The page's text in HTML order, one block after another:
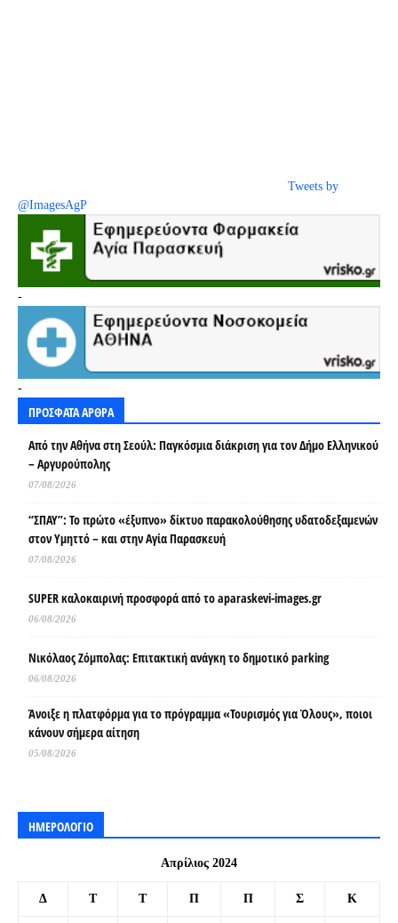
Tweets by
@ImagesAgP
-
-
ΠΡΟΣΦΑΤΑ ΑΡΘΡΑ
Από την Αθήνα στη Σεούλ: Παγκόσμια διάκριση για τον Δήμο Ελληνικού
– Αργυρούπολης
07/08/2026
“ΣΠΑΥ”: Το πρώτο «έξυπνο» δίκτυο παρακολούθησης υδατοδεξαμενών
στον Υμηττό – και στην Αγία Παρασκευή
07/08/2026
SUPER καλοκαιρινή προσφορά από το aparaskevi-images.gr
06/08/2026
Νικόλαος Ζόμπολας: Επιτακτική ανάγκη το δημοτικό parking
06/08/2026
Άνοιξε η πλατφόρμα για το πρόγραμμα «Τουρισμός για Όλους», ποιοι
κάνουν σήμερα αίτηση
05/08/2026
ΗΜΕΡΟΛΟΓΙΟ
Απρίλιος 2024
Δ Τ Τ Π Π Σ Κ